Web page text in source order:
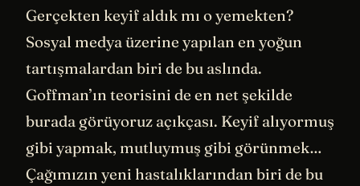
Gerçekten keyif aldık mı o yemekten?
Sosyal medya üzerine yapılan en yoğun
tartışmalardan biri de bu aslında.
Goffman’ın teorisini de en net şekilde
burada görüyoruz açıkçası. Keyif alıyormuş
gibi yapmak, mutluymuş gibi görünmek…
Çağımızın yeni hastalıklarından biri de bu